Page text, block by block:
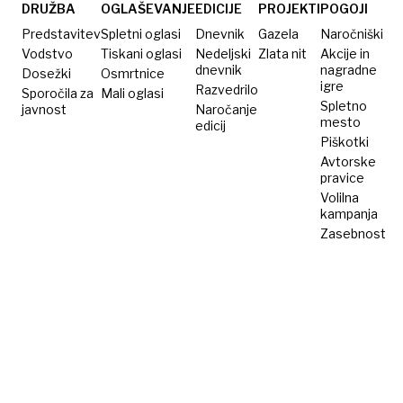
duh, je
vse
mogoče
DRUŽBA
Predstavitev
Vodstvo
Dosežki
Sporočila za
javnost
OGLAŠEVANJE
Spletni oglasi
Tiskani oglasi
Osmrtnice
Mali oglasi
EDICIJE
Dnevnik
Nedeljski
dnevnik
Razvedrilo
Naročanje
edicij
PROJEKTI
Gazela
Zlata nit
POGOJI
Naročniški
Akcije in
nagradne
igre
Spletno
mesto
Piškotki
Avtorske
pravice
Volilna
kampanja
Zasebnost